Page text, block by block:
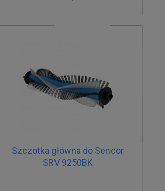
Szczotka główna do Sencor
SRV 9250BK